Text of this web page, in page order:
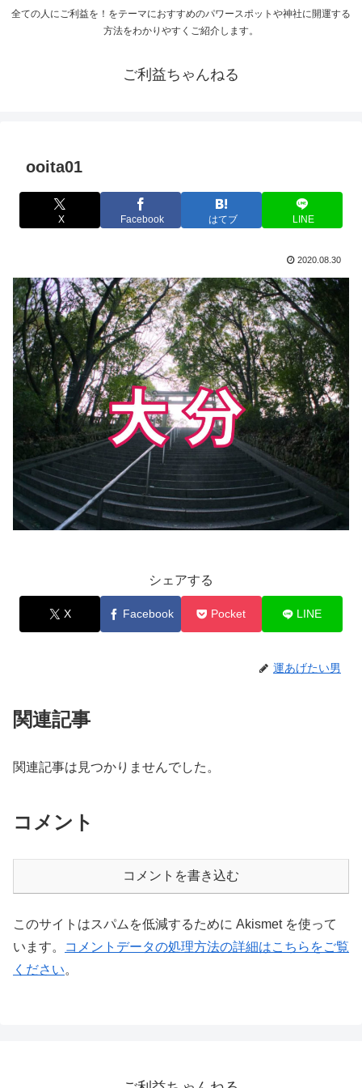
全ての人にご利益を！をテーマにおすすめのパワースポットや神社に開運する
方法をわかりやすくご紹介します。
ご利益ちゃんねる
ooita01
X Facebook はてブ LINE
2020.08.30
シェアする
X Facebook Pocket LINE
運あげたい男
関連記事
関連記事は見つかりませんでした。
コメント
コメントを書き込む
このサイトはスパムを低減するために Akismet を使って
います。
コメントデータの処理方法の詳細はこちらをご覧
ください。